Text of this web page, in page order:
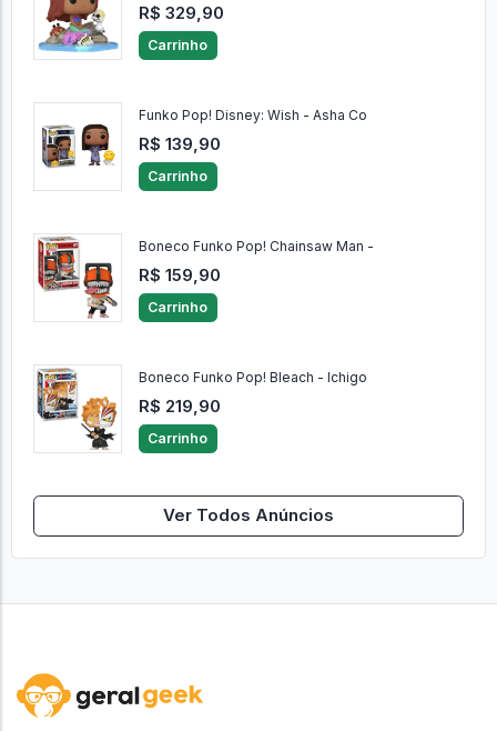
R$ 329,90
Carrinho
Funko Pop! Disney: Wish - Asha Co
R$ 139,90
Carrinho
Boneco Funko Pop! Chainsaw Man -
R$ 159,90
Carrinho
Boneco Funko Pop! Bleach - Ichigo
R$ 219,90
Carrinho
Ver Todos Anúncios